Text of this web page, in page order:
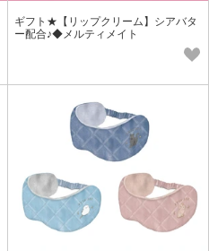
ギフト★【リップクリーム】シアバタ
ー配合♪◆メルティメイト